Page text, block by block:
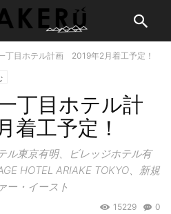
丁目ホテル計画 2019年2月着工予定！
丁目ホテル計
工予定！
ル東京有明、ビレッジホテル有
HOTEL ARIAKE TOKYO、新規
ー・イースト
0
15229